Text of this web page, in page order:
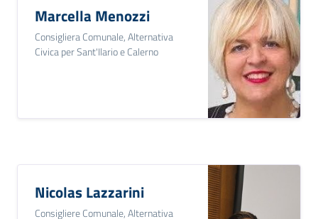
Marcella Menozzi
Consigliera Comunale, Alternativa
Civica per Sant'Ilario e Calerno
Nicolas Lazzarini
Consigliere Comunale, Alternativa